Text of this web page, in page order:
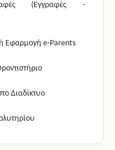
(Εγγραφές -
Εφαρμογή e-Parents
Διαδίκτυο